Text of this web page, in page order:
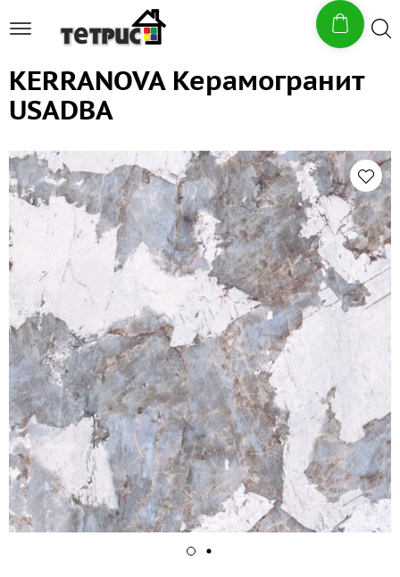
KERRANOVA Керамогранит
USADBA